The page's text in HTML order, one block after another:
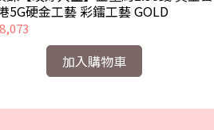
港5G硬金工藝 彩鐳工藝 GOLD
加入購物車